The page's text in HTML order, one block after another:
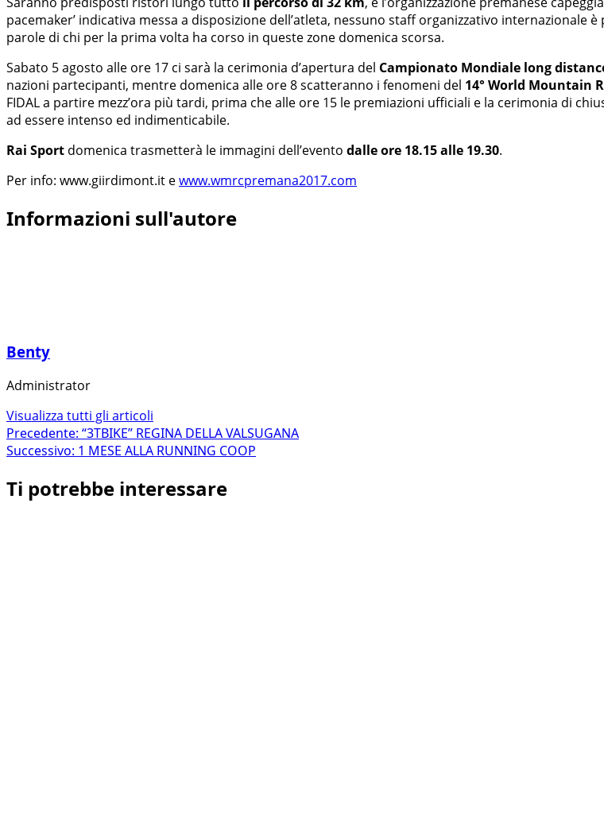
pacemaker’ indicativa messa a disposizione dell’atleta, nessuno staff organizzativo internazionale
parole di chi per la prima volta ha corso in queste zone domenica scorsa.
Sabato 5 agosto alle ore 17 ci sarà la cerimonia d’apertura del Campionato Mondiale long
nazioni partecipanti, mentre domenica alle ore 8 scatteranno i fenomeni del 14° World Mountain
FIDAL a partire mezz’ora più tardi, prima che alle ore 15 le premiazioni ufficiali e la cerimonia di
ad essere intenso ed indimenticabile.
Rai Sport domenica trasmetterà le immagini dell’evento dalle ore 18.15 alle 19.30.
Per info: www.giirdimont.it ewww.wmrcpremana2017.com
Informazioni sull'autore
Benty
Administrator
Visualizza tutti gli articoli
Navigazione
articolo
Precedente: “3TBIKE” REGINA DELLA VALSUGANA
Successivo: 1 MESE ALLA RUNNING COOP
Ti potrebbe interessare